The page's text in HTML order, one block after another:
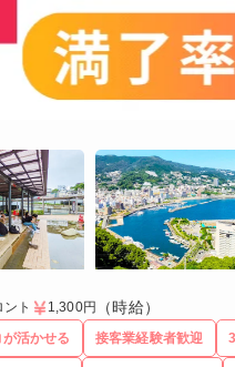
ント 1,300円 （時給）
活かせる 接客業経験者歓迎